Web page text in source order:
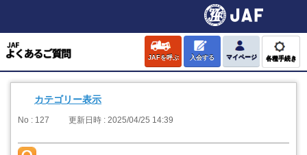
JAFを呼ぶ 入会する マイページ 各種手続き
カテゴリー表示
No : 127 更新日時 : 2025/04/25 14:39